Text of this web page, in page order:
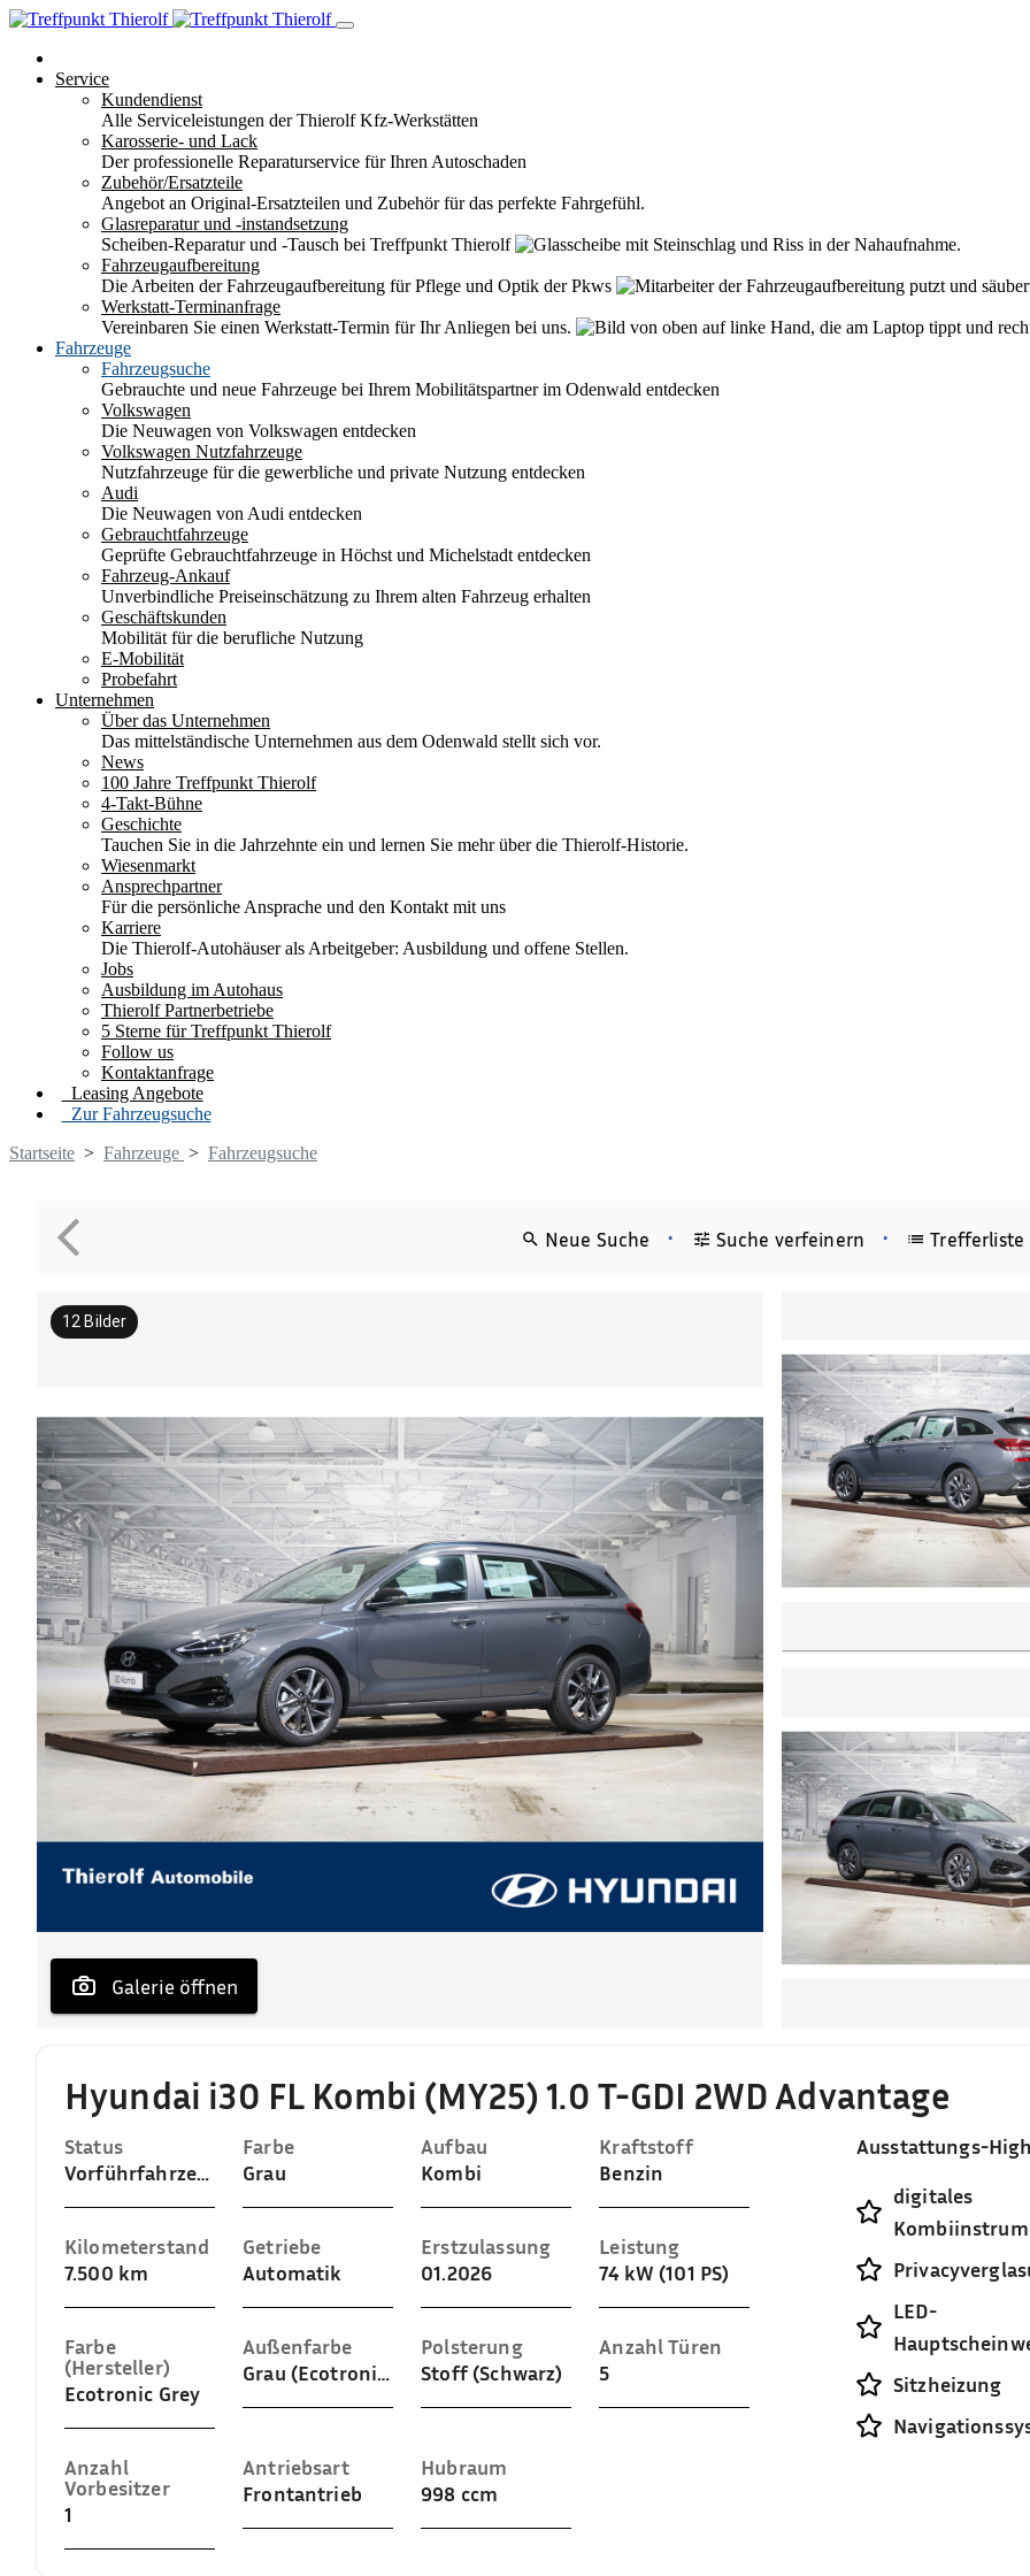
Service
Kundendienst
Alle Serviceleistungen der Thierolf Kfz-Werkstätten
Karosserie- und Lack
Der professionelle Reparaturservice für Ihren Autoschaden
Zubehör/Ersatzteile
Angebot an Original-Ersatzteilen und Zubehör für das perfekte Fahrgefühl.
Glasreparatur und -instandsetzung
Scheiben-Reparatur und -Tausch bei Treffpunkt Thierolf
Fahrzeugaufbereitung
Die Arbeiten der Fahrzeugaufbereitung für Pflege und Optik der Pkws
Werkstatt-Terminanfrage
Vereinbaren Sie einen Werkstatt-Termin für Ihr Anliegen bei uns.
Fahrzeuge
Fahrzeugsuche
Gebrauchte und neue Fahrzeuge bei Ihrem Mobilitätspartner im Odenwald entdecken
Volkswagen
Die Neuwagen von Volkswagen entdecken
Volkswagen Nutzfahrzeuge
Nutzfahrzeuge für die gewerbliche und private Nutzung entdecken
Audi
Die Neuwagen von Audi entdecken
Gebrauchtfahrzeuge
Geprüfte Gebrauchtfahrzeuge in Höchst und Michelstadt entdecken
Fahrzeug-Ankauf
Unverbindliche Preiseinschätzung zu Ihrem alten Fahrzeug erhalten
Geschäftskunden
Mobilität für die berufliche Nutzung
E-Mobilität
Probefahrt
Unternehmen
Über das Unternehmen
Das mittelständische Unternehmen aus dem Odenwald stellt sich vor.
News
100 Jahre Treffpunkt Thierolf
4-Takt-Bühne
Geschichte
Tauchen Sie in die Jahrzehnte ein und lernen Sie mehr über die Thierolf-Historie.
Wiesenmarkt
Ansprechpartner
Für die persönliche Ansprache und den Kontakt mit uns
Karriere
Die Thierolf-Autohäuser als Arbeitgeber: Ausbildung und offene Stellen.
Jobs
Ausbildung im Autohaus
Thierolf Partnerbetriebe
5 Sterne für Treffpunkt Thierolf
Follow us
Kontaktanfrage
Leasing Angebote
Zur Fahrzeugsuche
Startseite > Fahrzeuge > Fahrzeugsuche
Neue Suche • Suche verfeinern • Trefferliste
Galerie öffnen
12 Bilder
Hyundai i30 FL Kombi (MY25) 1.0 T-GDI 2WD Advantage
Status
Vorführfahrzeug
Farbe
Grau
Aufbau
Kombi
Kraftstoff
Benzin
Kilometerstand
7.500 km
Getriebe
Automatik
Erstzulassung
01.2026
Leistung
74 kW (101 PS)
Farbe
(Hersteller)
Ecotronic Grey
Außenfarbe
Grau (Ecotronic Grey)
Polsterung
Stoff (Schwarz)
Anzahl Türen
5
Anzahl
Vorbesitzer
1
Antriebsart
Frontantrieb
Hubraum
998 ccm
Ausstattungs-
digitales
LED-
Sitzheizung